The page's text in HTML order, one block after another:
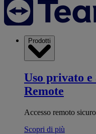
Prodotti
Uso privato e
Remote
Accesso remoto
Scopri di più